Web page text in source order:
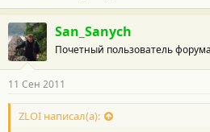
San_Sanych
Почетный пользователь форума
11 Сен 2011
ZLOI написал(а):